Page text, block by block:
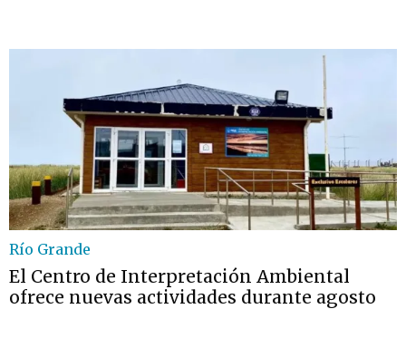
Río Grande
El Centro de Interpretación Ambiental
ofrece nuevas actividades durante agosto